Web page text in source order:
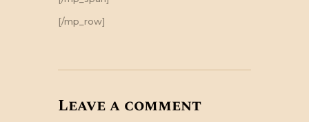
[/mp_row]
Leave a comment